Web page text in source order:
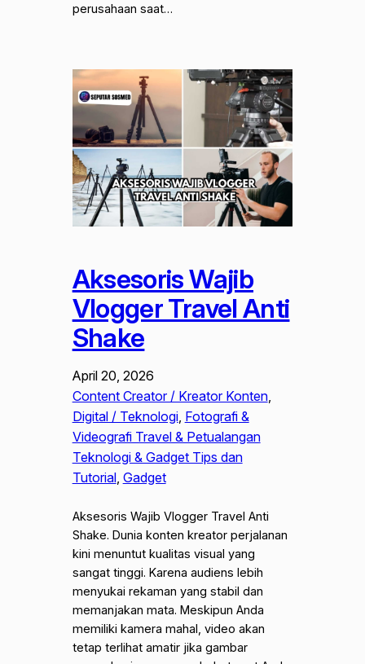
perusahaan saat…
Aksesoris Wajib
Vlogger Travel Anti
Shake
April 20, 2026
Content Creator / Kreator Konten
Digital / Teknologi, Fotografi &
Videografi Travel & Petualangan
Teknologi & Gadget Tips dan
Tutorial, Gadget
Aksesoris Wajib Vlogger Travel Anti
Shake. Dunia konten kreator perjalanan
kini menuntut kualitas visual yang
sangat tinggi. Karena audiens lebih
menyukai rekaman yang stabil dan
memanjakan mata. Meskipun Anda
memiliki kamera mahal, video akan
tetap terlihat amatir jika gambar